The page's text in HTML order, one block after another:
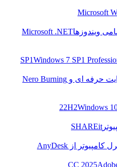
ویندوزهاMicrosoft .NET
Windows 7 SP1
Nero Burning
Windows
SHAREit
کامپیوتر از AnyDesk